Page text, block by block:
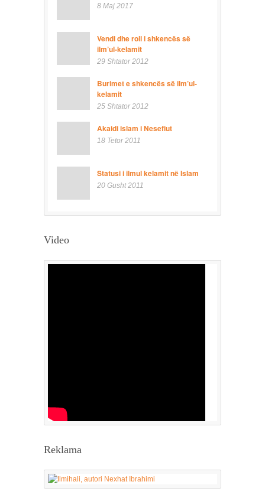
8 Maj 2017
Vendi dhe roli i shkencës së
ilm’ul-kelamit
29 Shtator 2012
Burimet e shkencës së ilm’ul-
kelamit
25 Shtator 2012
Akaidi islam i Nesefiut
18 Tetor 2011
Statusi i ilmul kelamit në Islam
20 Gusht 2011
Video
Reklama